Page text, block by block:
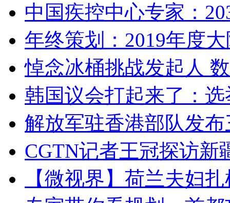
中国疾控中心专家：
年终策划：2019年度
悼念冰桶挑战发起人
韩国议会打起来了：
解放军驻香港部队发
CGTN记者王冠探访新
【微视界】荷兰夫妇